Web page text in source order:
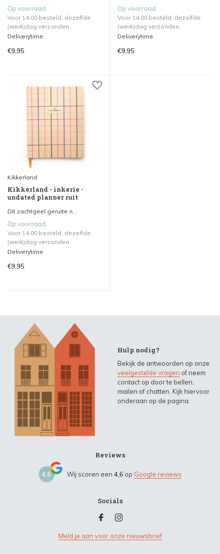
Op voorraad
Voor 14.00 besteld, dezelfde
(werk)dag verzonden.
Deliverytime
€9,95
Op voorraad
Voor 14.00 besteld, dezelfde
(werk)dag verzonden.
Deliverytime
€9,95
Kikkerland
Kikkerland - inkerie -
undated planner ruit
Dit zachtgeel geruite n...
Op voorraad
Voor 14.00 besteld, dezelfde
(werk)dag verzonden.
Deliverytime
€9,95
Hulp nodig?
Bekijk de antwoorden op onze
veelgestelde vragen of neem
contact op door te bellen,
mailen of chatten. Kijk hiervoor
onderaan op de pagina.
Reviews
4,6 Wij scoren een 4,6 op Google reviews
Socials
Meld je aan voor onze nieuwsbrief